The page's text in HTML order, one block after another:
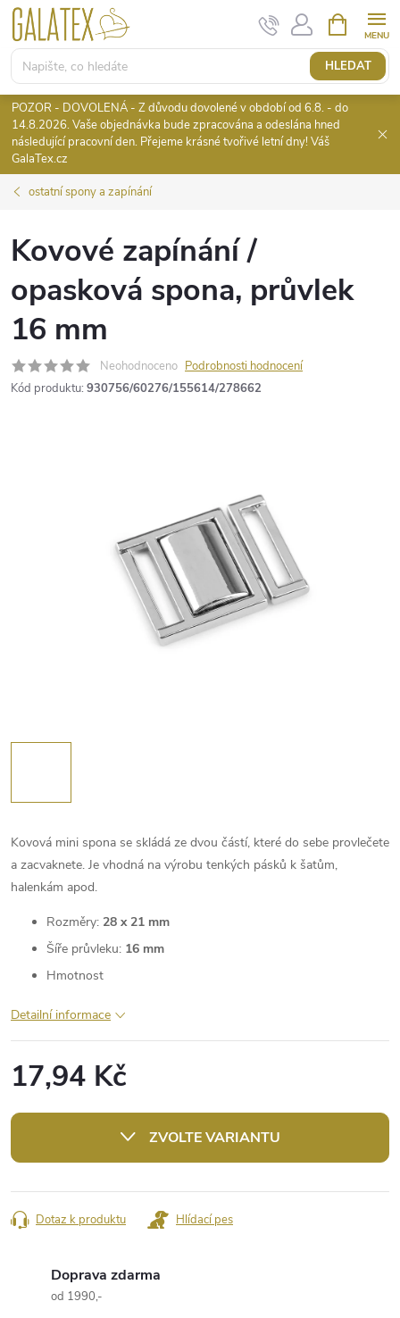
Přejít
obsah
HLEDAT
NÁKUPNÍ
KOŠÍK
POZOR - DOVOLENÁ - Z důvodu dovolené v období od 6.8. - do
14.8.2026. Vaše objednávka bude zpracována a odeslána hned
následující pracovní den. Přejeme krásné tvořivé letní dny! Váš
GalaTex.cz
ostatní spony a zapínání
Kovové zapínání /
opasková spona, průvlek
16 mm
Neohodnoceno Podrobnosti hodnocení
Kód produktu: 930756/60276/155614/278662
Kovová mini spona se skládá ze dvou částí, které do sebe provlečete
a zacvaknete. Je vhodná na výrobu tenkých pásků k šatům,
halenkám apod.
Rozměry: 28 x 21 mm
Šíře průvleku: 16 mm
Hmotnost
Detailní informace
17,94 Kč
cena:
ZVOLTE VARIANTU
Dotaz k produktu Hlídací pes
Doprava zdarma
od 1990,-